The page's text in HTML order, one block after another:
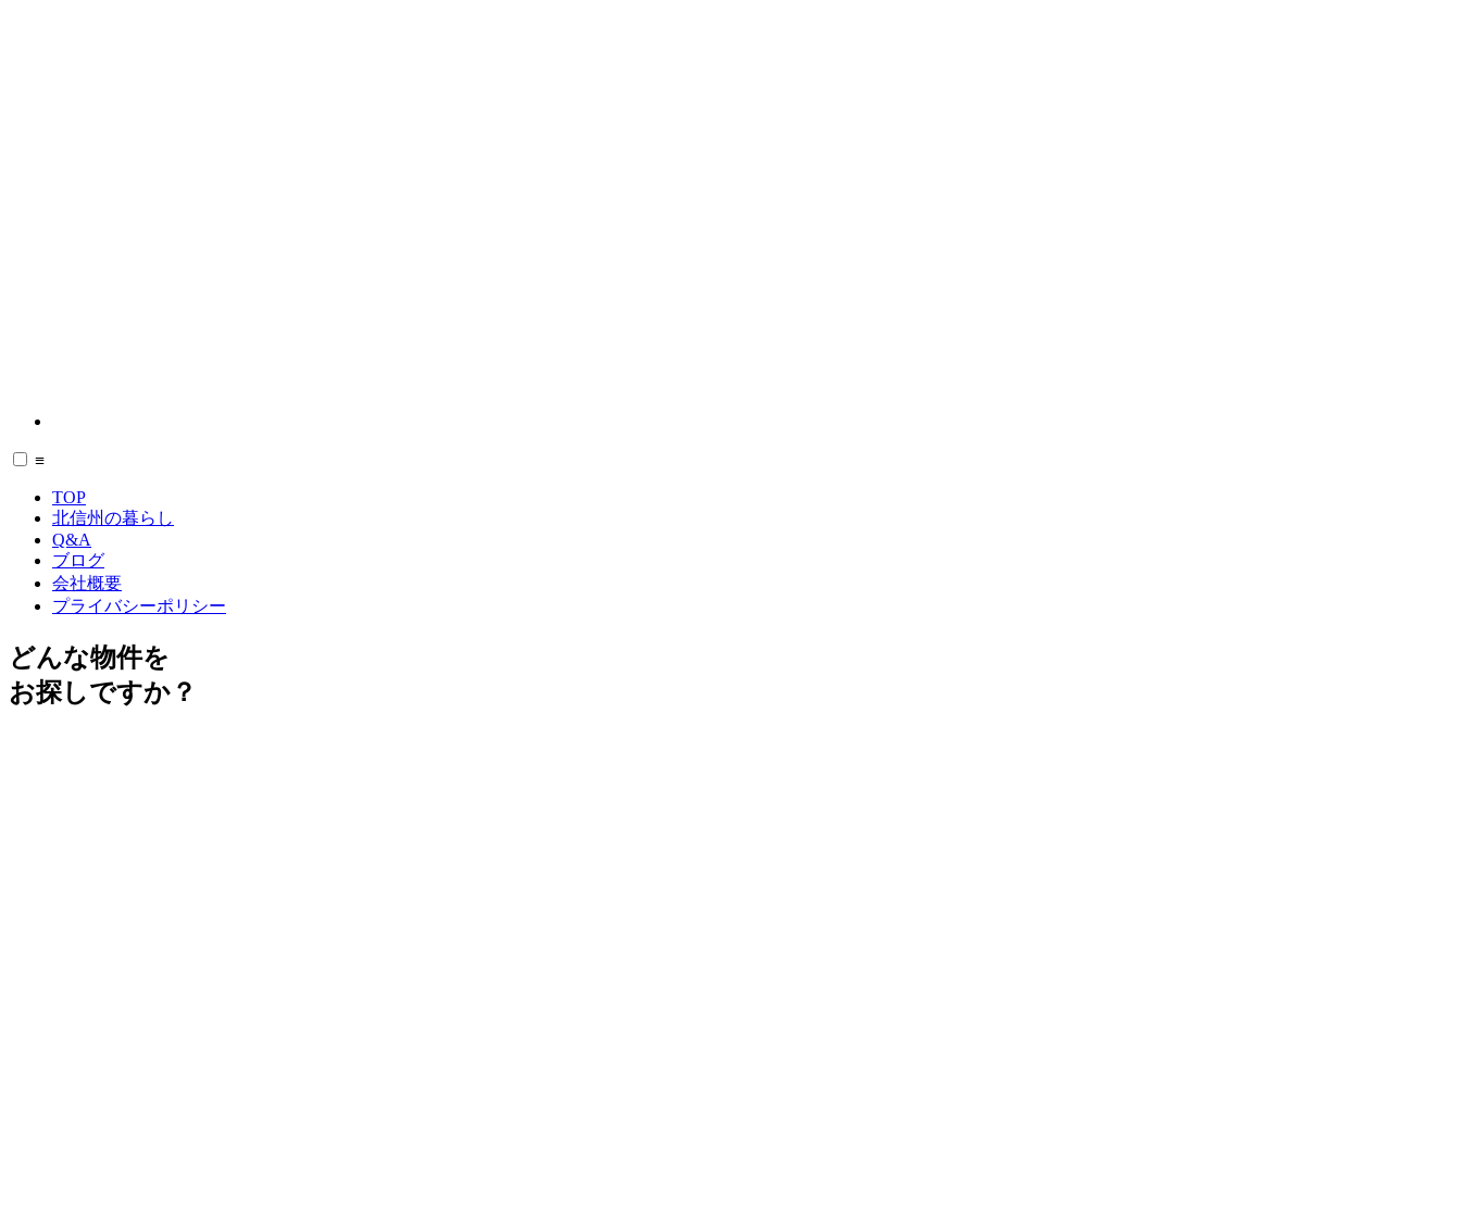
≡
TOP
北信州の暮らし
Q&A
ブログ
会社概要
プライバシーポリシー
どんな物件を
お探しですか？